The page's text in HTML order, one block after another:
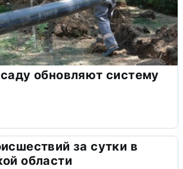
обновляют систему
за сутки в
области